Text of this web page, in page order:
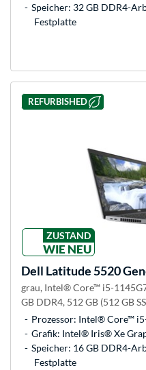
Speicher: 32 GB DDR4-
Festplatte
REFURBISHED
ZUSTAND
WIE NEU
Dell Latitude 5520
grau, Intel® Core™ i5-
GB DDR4, 512 GB (512 GB
Prozessor: Intel® Core™
Grafik: Intel® Iris® Xe
Speicher: 16 GB DDR4-
Festplatte